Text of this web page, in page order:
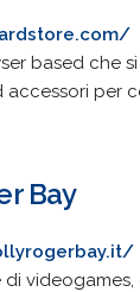
based che
accessori per
Bay
videogames,